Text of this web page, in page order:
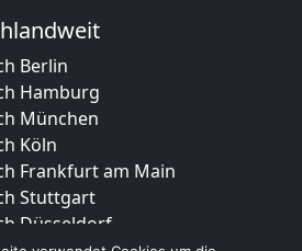
Berlin
Hamburg
München
Köln
Frankfurt am Main
Stuttgart
Düsseldorf